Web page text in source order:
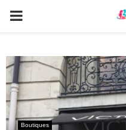
PRIMARY
Boutiques